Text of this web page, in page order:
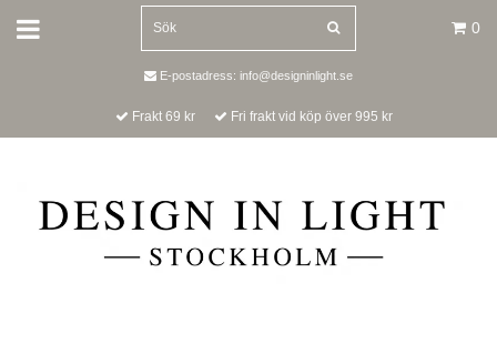
0
E-postadress: info@designinlight.se
Frakt 69 kr Fri frakt vid köp över 995 kr